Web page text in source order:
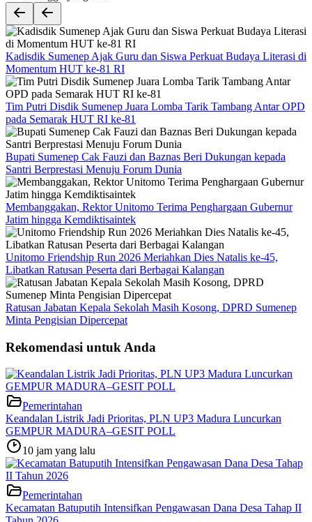
Kadisdik Sumenep Ajak Guru dan Siswa Perkuat Budaya Literasi di
Momentum HUT ke-81 RI
Tim Putri Disdik Sumenep Juara Lomba Tarik Tambang Antar OPD
pada Semarak HUT RI ke-81
Bupati Sumenep Cak Fauzi dan Baznas Beri Dukungan kepada
Santri Berprestasi Menuju Forum Dunia
Membanggakan, Rektor Unitomo Terima Penghargaan Gubernur
Jatim hingga Kemdiktisaintek
Unitomo Friendship Run 2026 Meriahkan Dies Natalis ke-45,
Libatkan Ratusan Peserta dari Berbagai Kalangan
Ratusan Jabatan Kepala Sekolah Masih Kosong, DPRD Sumenep
Minta Pengisian Dipercepat
Rekomendasi untuk Anda
Pemerintahan
Keandalan Listrik Jadi Prioritas, PLN UP3 Madura Luncurkan
GEMPUR MADURA–GESIT POLL
10 jam yang lalu
Pemerintahan
Kecamatan Batuputih Intensifkan Pengawasan Dana Desa Tahap II